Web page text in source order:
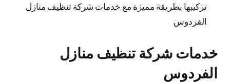
تركيبها بطريقة مميزة مع خدمات شركة تنظيف منازل
الفردوس
خدمات شركة تنظيف منازل
الفردوس